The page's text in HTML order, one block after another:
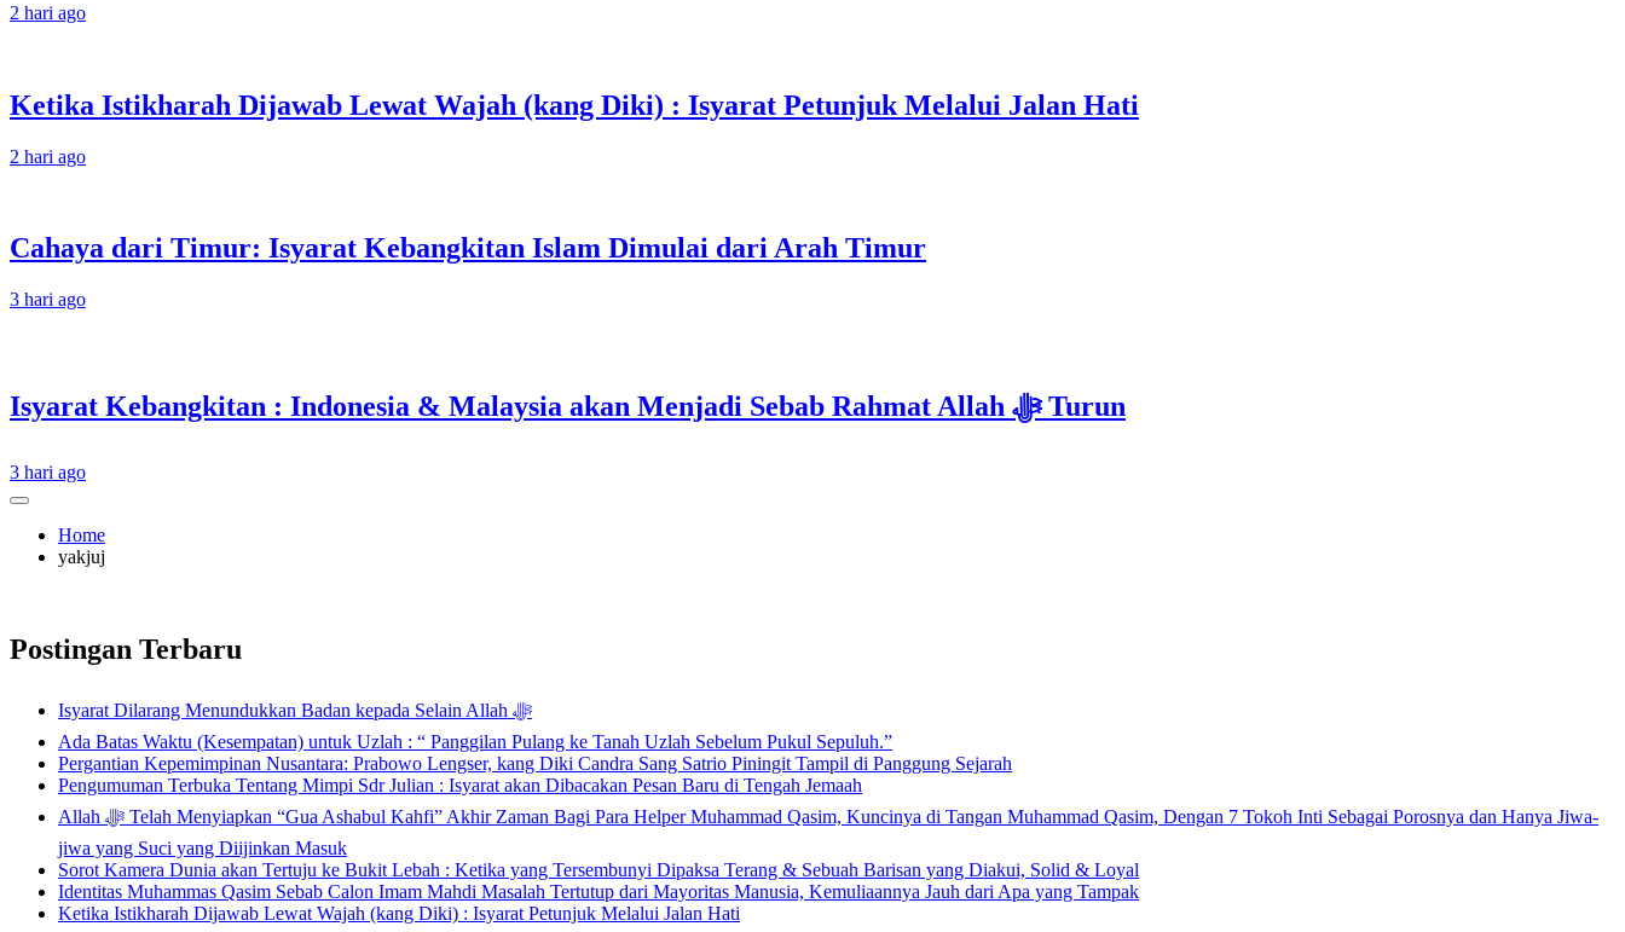
2 hari ago
Ketika Istikharah Dijawab Lewat Wajah (kang Diki) : Isyarat Petunjuk Melalui Jalan Hati
2 hari ago
Cahaya dari Timur: Isyarat Kebangkitan Islam Dimulai dari Arah Timur
3 hari ago
Isyarat Kebangkitan : Indonesia & Malaysia akan Menjadi Sebab Rahmat Allah ﷻ Turun
3 hari ago
Home
yakjuj
Postingan Terbaru
Isyarat Dilarang Menundukkan Badan kepada Selain Allah ﷻ
Ada Batas Waktu (Kesempatan) untuk Uzlah : “ Panggilan Pulang ke Tanah Uzlah Sebelum Pukul Sepuluh.”
Pergantian Kepemimpinan Nusantara: Prabowo Lengser, kang Diki Candra Sang Satrio Piningit Tampil di Panggung Sejarah
Pengumuman Terbuka Tentang Mimpi Sdr Julian : Isyarat akan Dibacakan Pesan Baru di Tengah Jemaah
Allah ﷻ Telah Menyiapkan “Gua Ashabul Kahfi” Akhir Zaman Bagi Para Helper Muhammad Qasim, Kuncinya di Tangan Muhammad Qasim, Dengan 7 Tokoh Inti Sebagai Porosnya dan Hanya Jiwa-
jiwa yang Suci yang Diijinkan Masuk
Sorot Kamera Dunia akan Tertuju ke Bukit Lebah : Ketika yang Tersembunyi Dipaksa Terang & Sebuah Barisan yang Diakui, Solid & Loyal
Identitas Muhammas Qasim Sebab Calon Imam Mahdi Masalah Tertutup dari Mayoritas Manusia, Kemuliaannya Jauh dari Apa yang Tampak
Ketika Istikharah Dijawab Lewat Wajah (kang Diki) : Isyarat Petunjuk Melalui Jalan Hati